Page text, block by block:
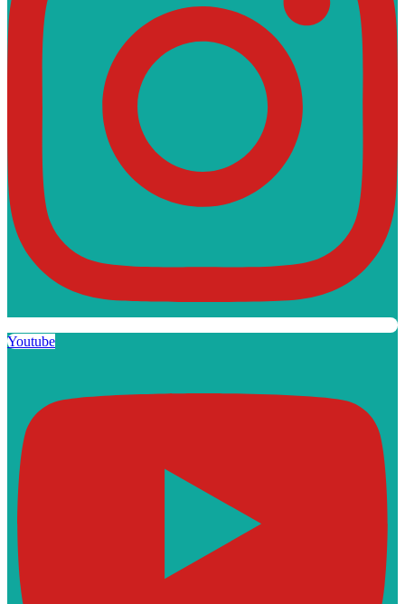
Youtube